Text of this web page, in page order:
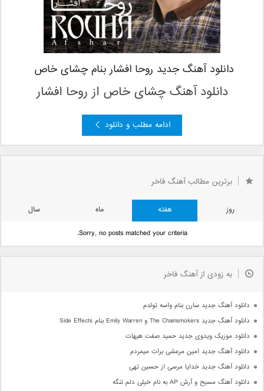
دانلود آهنگ جدید روحا افشار بنام چشای خاص
دانلود آهنگ چشای خاص از روحا افشار
ادامه مطلب و دانلود
برترین مطالب آهنگ فاخر
روز هفته ماه
سال
Sorry, no posts matched your criteria.
به زودی از آهنگ فاخر
دانلود آهنگ جدید سارن بنام واسه تولدم
دانلود آهنگ جدید The Chainsmokers و Emily Warren بنام Side Effects
دانلود موزیک ویدوی جدید حمید صفت هیهات
دانلود آهنگ جدید امین مرعشی برات میمردم
دانلود آهنگ جدید خدایا مرسی از حسین تهی
دانلود آهنگ مسیح و آرش AP به نام خیلی دلم تنگه